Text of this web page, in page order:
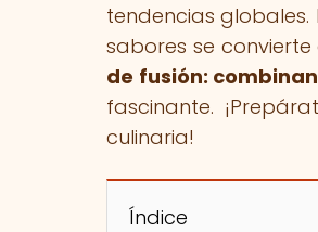
tendencias
sabores se
de fusión:
fascinante.
culinaria!
Índice